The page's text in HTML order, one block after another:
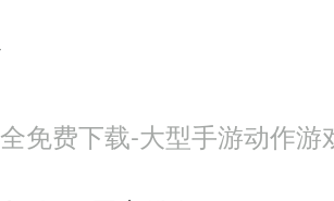
免费下载-大型手游动作游